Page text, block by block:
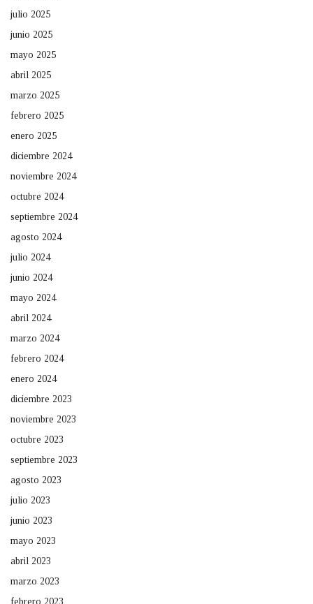
julio 2025
junio 2025
mayo 2025
abril 2025
marzo 2025
febrero 2025
enero 2025
diciembre 2024
noviembre 2024
octubre 2024
septiembre 2024
agosto 2024
julio 2024
junio 2024
mayo 2024
abril 2024
marzo 2024
febrero 2024
enero 2024
diciembre 2023
noviembre 2023
octubre 2023
septiembre 2023
agosto 2023
julio 2023
junio 2023
mayo 2023
abril 2023
marzo 2023
febrero 2023